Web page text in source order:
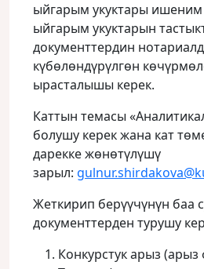
ыйгарым укуктары
ыйгарым укуктарын
документтердин
күбөлөндүрүлгөн
ырасталышы керек.
Каттын темасы
болушу керек жана кат
дарекке жөнөтүлүшү
зарыл:
Жеткирип берүүчүнүн баа
документтерден турушу
Конкурстук арыз